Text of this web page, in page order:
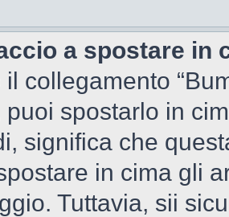
a spostare in
collegamento
puoi spostarlo in
significa che
in cima gli
Tuttavia, sii